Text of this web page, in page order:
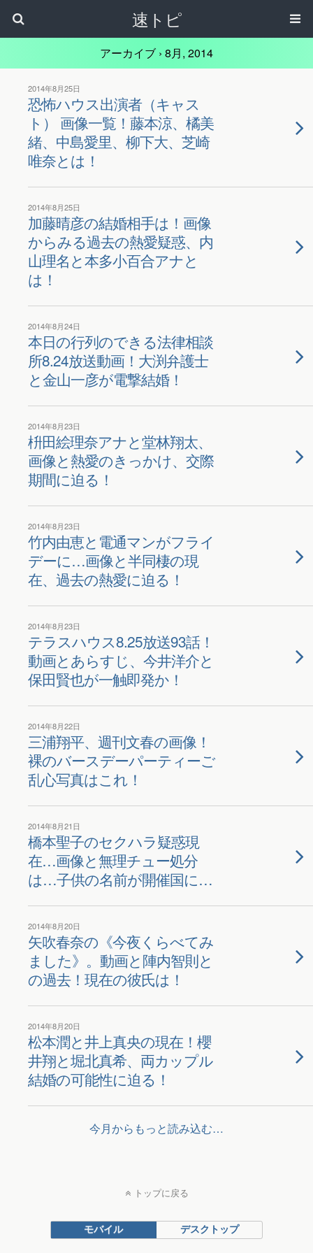
速トピ
アーカイブ › 8月, 2014
2014年8月25日
恐怖ハウス出演者（キャス
ト） 画像一覧！藤本涼、橘美
緒、中島愛里、柳下大、芝崎
唯奈とは！
2014年8月25日
加藤晴彦の結婚相手は！画像
からみる過去の熱愛疑惑、内
山理名と本多小百合アナと
は！
2014年8月24日
本日の行列のできる法律相談
所8.24放送動画！大渕弁護士
と金山一彦が電撃結婚！
2014年8月23日
枡田絵理奈アナと堂林翔太、
画像と熱愛のきっかけ、交際
期間に迫る！
2014年8月23日
竹内由恵と電通マンがフライ
デーに…画像と半同棲の現
在、過去の熱愛に迫る！
2014年8月23日
テラスハウス8.25放送93話！
動画とあらすじ、今井洋介と
保田賢也が一触即発か！
2014年8月22日
三浦翔平、週刊文春の画像！
裸のバースデーパーティーご
乱心写真はこれ！
2014年8月21日
橋本聖子のセクハラ疑惑現
在…画像と無理チュー処分
は…子供の名前が開催国に…
2014年8月20日
矢吹春奈の《今夜くらべてみ
ました》。動画と陣内智則と
の過去！現在の彼氏は！
2014年8月20日
松本潤と井上真央の現在！櫻
井翔と堀北真希、両カップル
結婚の可能性に迫る！
今月からもっと読み込む…
トップに戻る
モバイル デスクトップ